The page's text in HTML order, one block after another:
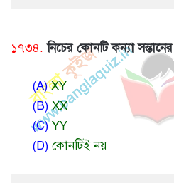
১৭৩৪. নিচের কোনটি কন্যা
(A)XY
(B)XX
(C)YY
(D) কোনটিই নয়